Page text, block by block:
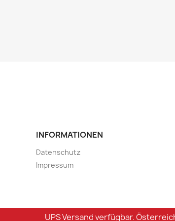
INFORMATIONEN
Datenschutz
Impressum
UPS Versand verfügbar.